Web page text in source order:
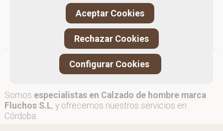
realizados en fin de semana, el
producto se enviará a partir del
lunes.
Somos especialistas en Calzado de hombre marca
Fluchos S.L, y ofrecemos nuestros servicios en
Córdoba.
Aceptar Cookies
Rechazar Cookies
Configurar Cookies